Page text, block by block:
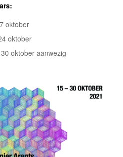
oktober
oktober
oktober aanwezig